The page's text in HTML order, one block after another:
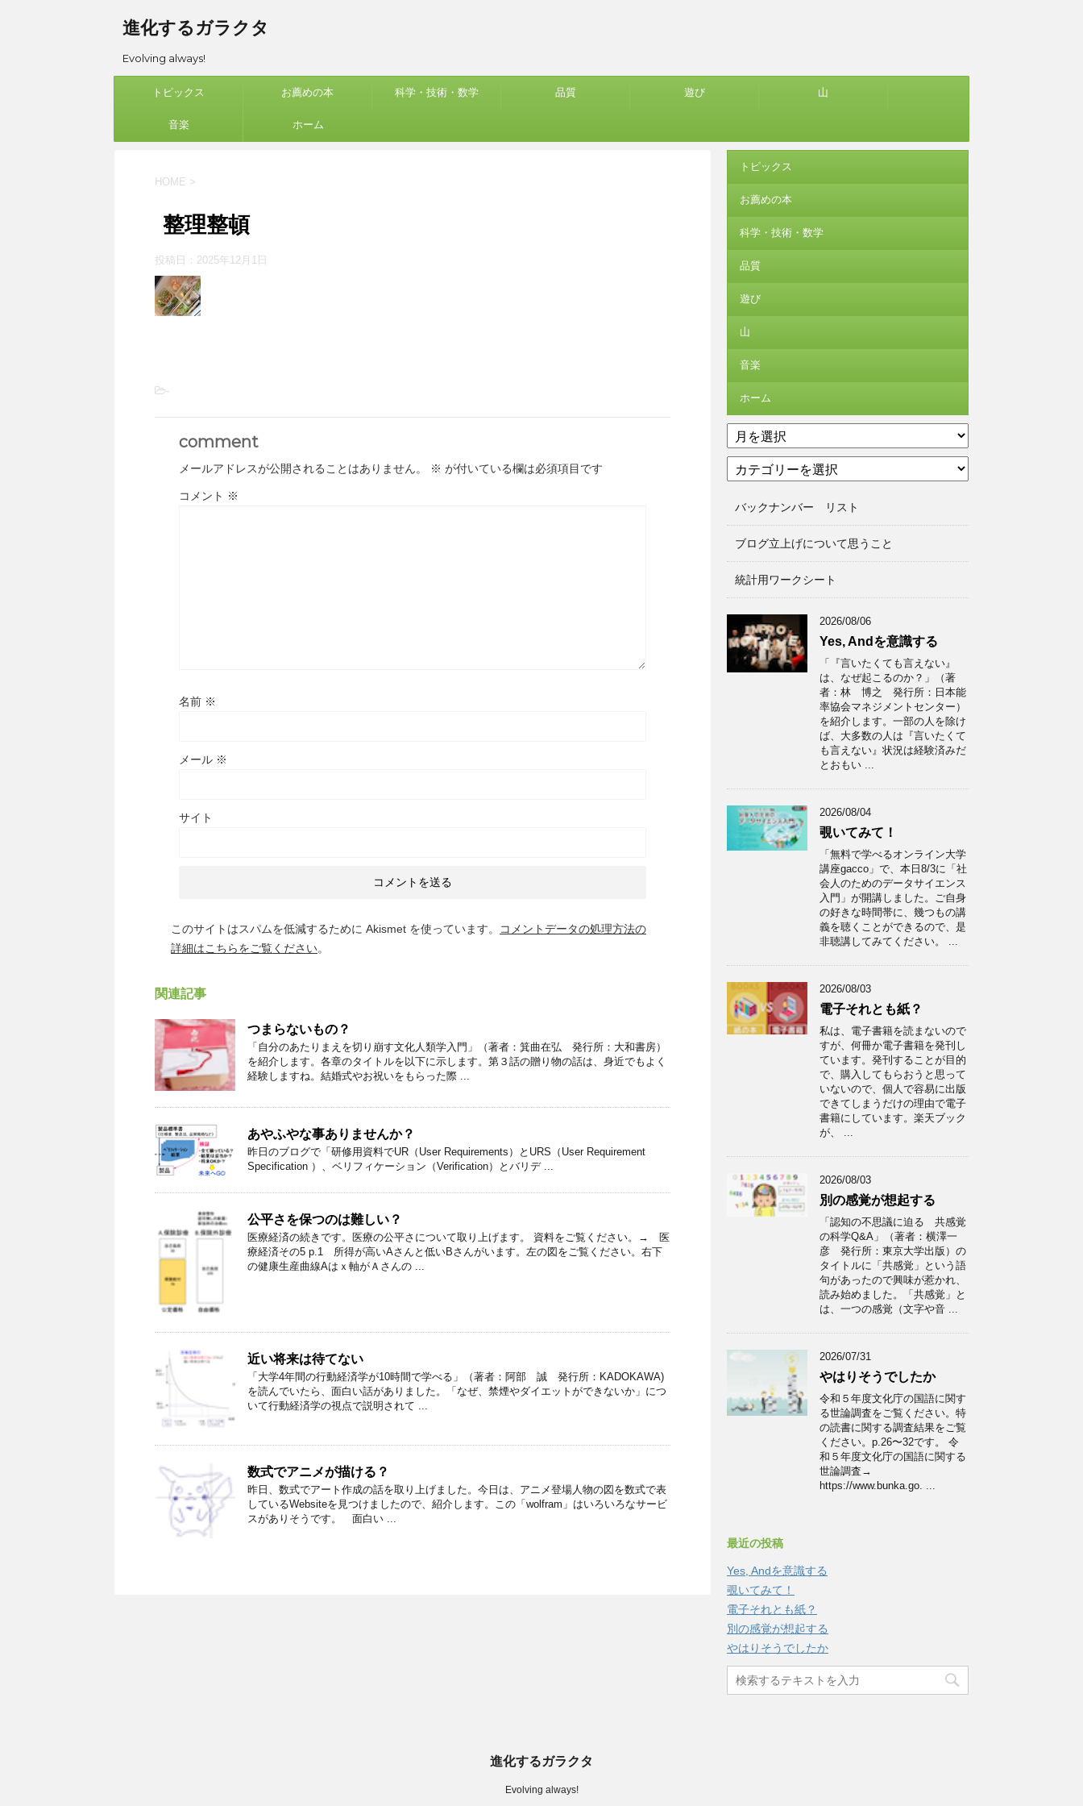
進化するガラクタ
Evolving always!
トピックス お薦めの本 科学・技術・数学 品質 遊び 山
音楽 ホーム
HOME >
整理整頓
投稿日： 2025年12月1日
-
comment
メールアドレスが公開されることはありません。 ※ が付いている欄は必須項目です
コメント ※
名前 ※
メール ※
サイト
このサイトはスパムを低減するために Akismet を使っています。
コメントデータの処理方法の
詳細はこちらをご覧ください。
関連記事
つまらないもの？
「自分のあたりまえを切り崩す文化人類学入門」（著者：箕曲在弘 発行所：大和書房）
を紹介します。各章のタイトルを以下に示します。第３話の贈り物の話は、身近でもよく
経験しますね。結婚式やお祝いをもらった際 ...
あやふやな事ありませんか？
昨日のブログで「研修用資料でUR（User Requirements）とURS（User Requirement
Specification ）、ベリフィケーション（Verification）とバリデ ...
公平さを保つのは難しい？
医療経済の続きです。医療の公平さについて取り上げます。 資料をご覧ください。→ 医
療経済その5 p.1 所得が高いAさんと低いBさんがいます。左の図をご覧ください。右下
の健康生産曲線Aはｘ軸がＡさんの ...
近い将来は待てない
「大学4年間の行動経済学が10時間で学べる」（著者：阿部 誠 発行所：KADOKAWA)
を読んでいたら、面白い話がありました。「なぜ、禁煙やダイエットができないか」につ
いて行動経済学の視点で説明されて ...
数式でアニメが描ける？
昨日、数式でアート作成の話を取り上げました。今日は、アニメ登場人物の図を数式で表
しているWebsiteを見つけましたので、紹介します。この「wolfram」はいろいろなサービ
スがありそうです。 面白い ...
トピックス
お薦めの本
科学・技術・数学
品質
遊び
山
音楽
ホーム
ア
ー
イ
テ
リバックナンバー リスト
ブログ立上げについて思うこと
統計用ワークシート
2026/08/06
Yes, Andを意識する
「『言いたくても言えない』
は、なぜ起こるのか？」（著
者：林 博之 発行所：日本能
率協会マネジメントセンター）
を紹介します。一部の人を除け
ば、大多数の人は『言いたくて
も言えない』状況は経験済みだ
とおもい ...
2026/08/04
覗いてみて！
「無料で学べるオンライン大学
講座gacco」で、本日8/3に「社
会人のためのデータサイエンス
入門」が開講しました。ご自身
の好きな時間帯に、幾つもの講
義を聴くことができるので、是
非聴講してみてください。 ...
2026/08/03
電子それとも紙？
私は、電子書籍を読まないので
すが、何冊か電子書籍を発刊し
ています。発刊することが目的
で、購入してもらおうと思って
いないので、個人で容易に出版
できてしまうだけの理由で電子
書籍にしています。楽天ブック
が、 ...
2026/08/03
別の感覚が想起する
「認知の不思議に迫る 共感覚
の科学Q&A」（著者：横澤一
彦 発行所：東京大学出版）の
タイトルに「共感覚」という語
句があったので興味が惹かれ、
読み始めました。「共感覚」と
は、一つの感覚（文字や音 ...
2026/07/31
やはりそうでしたか
令和５年度文化庁の国語に関す
る世論調査をご覧ください。特
の読書に関する調査結果をご覧
ください。p.26〜32です。 令
和５年度文化庁の国語に関する
世論調査→
https://www.bunka.go. ...
最近の投稿
Yes, Andを意識する
覗いてみて！
電子それとも紙？
別の感覚が想起する
やはりそうでしたか
進化するガラクタ
Evolving always!